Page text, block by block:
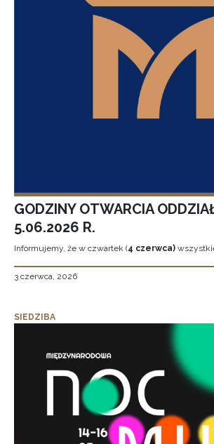
GODZINY OTWARCIA
5.06.2026 R.
Informujemy, że w czwartek (4 czerwca)
3 czerwca, 2026
SIEDZIBA